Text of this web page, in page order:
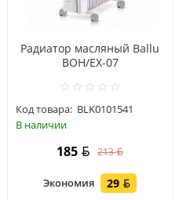
Радиатор масляный Ballu
BOH/EX-07
Код товара: BLK0101541
В наличии
185 213
Экономия 29